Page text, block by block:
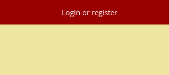
Login or register